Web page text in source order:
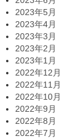
2023年5月
2023年4月
2023年3月
2023年2月
2023年1月
2022年12月
2022年11月
2022年10月
2022年9月
2022年8月
2022年7月